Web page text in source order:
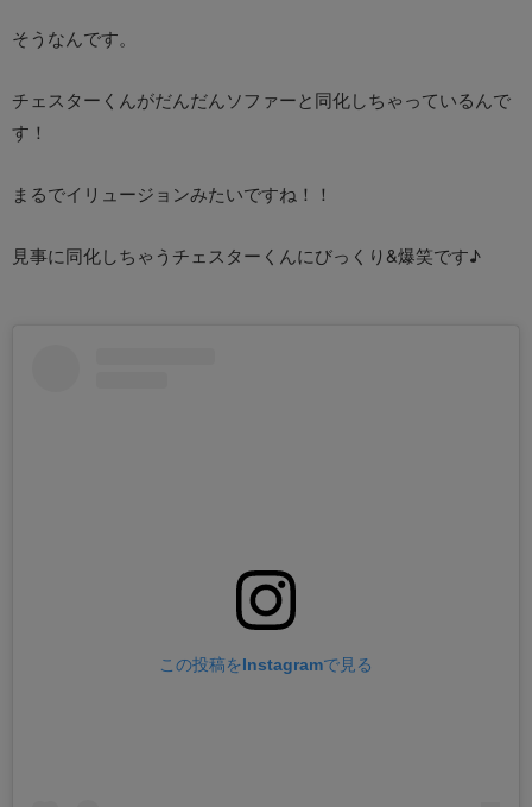
そうなんです。
チェスターくんがだんだんソファーと同化しちゃっているんで
す！
まるでイリュージョンみたいですね！！
見事に同化しちゃうチェスターくんにびっくり&爆笑です♪
この投稿をInstagramで見る